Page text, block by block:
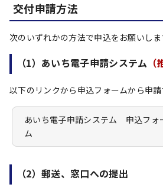
交付申請方法
次のいずれかの方法で申込をお願いしま
（1）あいち電子申請システム （
以下のリンクから申込フォームから申
あいち電子申請システム 申込フォ
ム
（2）郵送、窓口への提出